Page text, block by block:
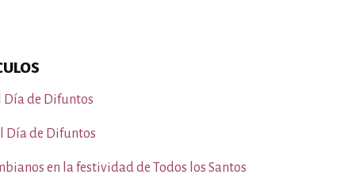
Día de Difuntos
Día de Difuntos
en la festividad de Todos los Santos